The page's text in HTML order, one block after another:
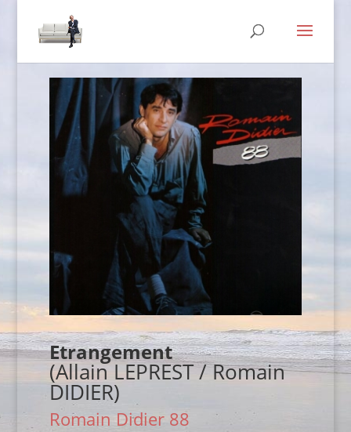
Etrangement
(Allain LEPREST / Romain
DIDIER)
Romain Didier 88